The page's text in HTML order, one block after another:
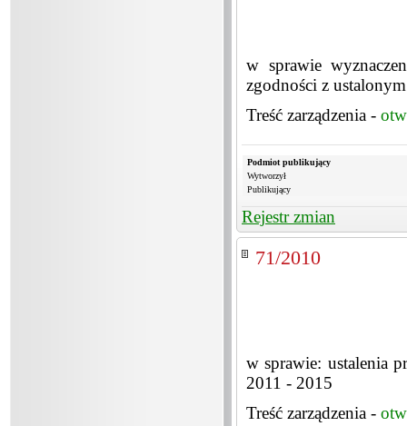
w sprawie
zgodności z
Treść zarządzenia -
Podmiot publikujący
Wytworzył
Publikujący
Rejestr zmian
71/2010
w sprawie: ustalenia
2011 - 2015
Treść zarządzenia -